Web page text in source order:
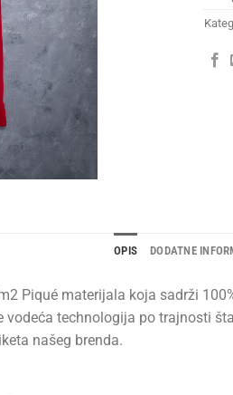
OPIS DODATNE
Piqué materijala koja sadrži
technologija po trajnosti
našeg brenda.